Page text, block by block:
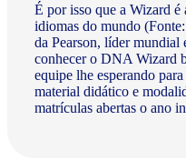
É por isso que a Wizard é
idiomas do mundo
da Pearson, líder mundial
conhecer o DNA Wizard
equipe lhe esperando
material didático e
matrículas abertas o ano